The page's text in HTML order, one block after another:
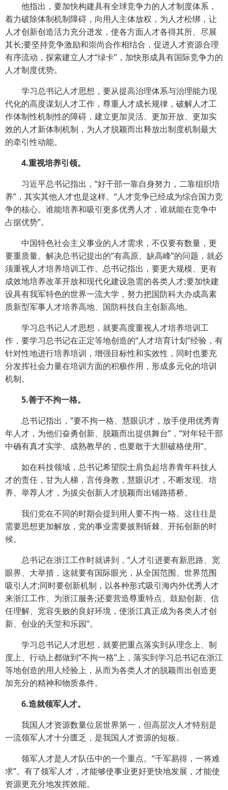
他指出，要加快构建具有全球竞争力的人才制度体系，
着力破除体制机制障碍，向用人主体放权，为人才松绑，让
人才创新创造活力充分迸发，使各方面人才各得其所、尽展
其长;要坚持竞争激励和崇尚合作相结合，促进人才资源合理
有序流动，探索建立人才“绿卡”，加快形成具有国际竞争力的
人才制度优势。
学习总书记人才思想，要从提高治理体系与治理能力现
代化的高度谋划人才工作，尊重人才成长规律，破解人才工
作体制性机制性的障碍，建立更加灵活、更加开放、更加实
效的人才新体制机制，为人才脱颖而出释放出制度机制最大
的牵引性动能。
4.重视培养引领。
习近平总书记指出，“好干部一靠自身努力，二靠组织培
养”，其实其他人才也是这样。“人才竞争已经成为综合国力竞
争的核心。谁能培养和吸引更多优秀人才，谁就能在竞争中
占据优势”。
中国特色社会主义事业的人才需求，不仅要有数量，更
要重质量。解决总书记提出的“有高原、缺高峰”的问题，就必
须重视人才培养培训工作。总书记指出，要更大规模、更有
成效地培养改革开放和现代化建设急需的各类人才;要加快建
设具有我军特色的世界一流大学，努力把国防科大办成高素
质新型军事人才培养高地、国防科技自主创新高地。
学习总书记人才思想，就要高度重视人才培养培训工
作，要学习总书记在正定等地创造的“人才培育计划”经验，有
针对性地进行培养培训，增强目标性和实效性，同时也要充
分发挥社会力量在培训方面的积极作用，形成多元化的培训
机制。
5.善于不拘一格。
总书记指出，“要不拘一格、慧眼识才，放手使用优秀青
年人才，为他们奋勇创新、脱颖而出提供舞台”，“对年轻干部
中确有真才实学、成熟教早的，也要敢于大胆破格使用”。
如在科技领域，总书记希望院士肩负起培养青年科技人
才的责任，甘为人梯，言传身教，慧眼识才，不断发现、培
养、举荐人才，为拔尖创新人才脱颖而出铺路搭桥。
我们党在不同的时期会提到用人要不拘一格。这往往是
需要思想更加解放，党的事业需要披荆斩棘、开拓创新的时
候。
总书记在浙江工作时就讲到，“人才引进要有新思路、宽
眼界、大举措，这就要有国际眼光，从全国范围、世界范围
吸引人才;同时要创新机制，以各种形式吸引海内外优秀人才
来浙江工作、为浙江服务;还要营造尊重特点、鼓励创新、信
任理解、宽容失败的良好环境，使浙江真正成为各类人才创
新、创业的天堂和乐园”。
学习总书记人才思想，就要把重点落实到从理念上、制
度上、行动上都做到“不拘一格”上，落实到学习总书记在浙江
等地创造的用人经验上，从而为各类人才的脱颖而出创造更
加充分的精神和物质条件。
6.造就领军人才。
我国人才资源数量位居世界第一，但高层次人才特别是
一流领军人才十分匮乏，是我国人才资源的短板。
领军人才是人才队伍中的一个重点。“千军易得，一将难
求”。有了领军人才，才能够使事业更好更快地发展，才能使
资源更充分地发挥效能。